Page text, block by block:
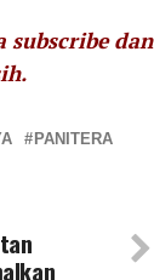
subscribe dan
PANITERA